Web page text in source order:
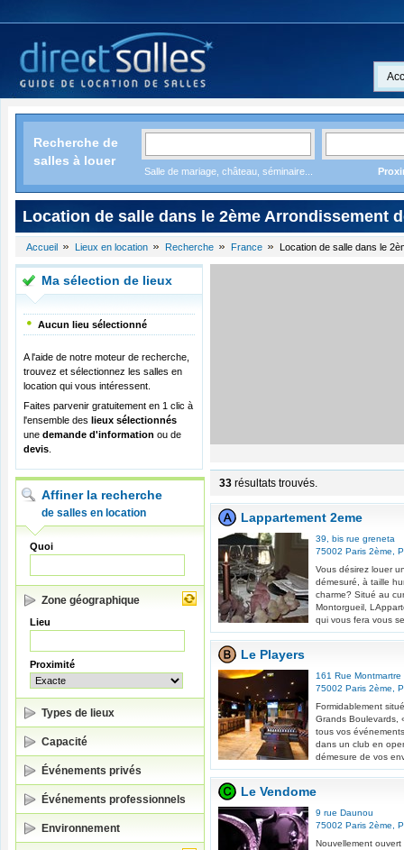
Recherche de
salles à louer
Salle de mariage, château, séminaire...
Location de salle dans le 2ème Arrondissement
Accueil Lieux en location Recherche France Location de salle dans le
Ma sélection de lieux
Aucun lieu sélectionné
A l'aide de notre moteur de recherche,
trouvez et sélectionnez les salles en
location qui vous intéressent.
Faites parvenir gratuitement en 1 clic à
l'ensemble des lieux sélectionnés
une demande d'information ou de
devis
Affiner la recherche
de salles en location
Quoi
Zone géographique
Lieu
Proximité
Types de lieux
Capacité
Événements privés
Événements professionnels
Environnement
33 résultats trouvés.
Lappartement 2eme
39, bis rue greneta
75002 Paris 2ème
Vous désirez louer
démesuré, à taille
charme? Situé au
Montorgueil,
qui vous fera vous
Le Players
161 Rue Montmartre
75002 Paris 2ème
Formidablement
Grands Boulevards,
tous vos
dans un club en
démesure de vos
Le Vendome
9 rue Daunou
75002 Paris 2ème
Nouvellement ouvert